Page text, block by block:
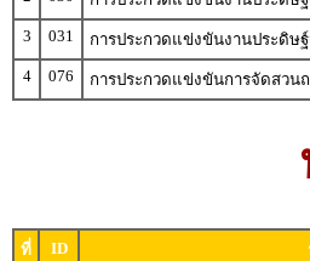
3
031 การประกวดแข่งขันงานประดิษ
4
076 การประกวดแข่งขันการจัดสว
ที่ ID